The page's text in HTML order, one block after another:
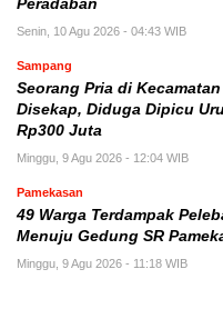
Peradaban
Senin, 10 Agu 2026 - 04:43 WIB
Sampang
Seorang Pria di
Disekap, Diduga Dipicu
Rp300 Juta
Minggu, 9 Agu 2026 - 12:04 WIB
Pamekasan
49 Warga Terdampak
Menuju Gedung SR
Minggu, 9 Agu 2026 - 11:18 WIB